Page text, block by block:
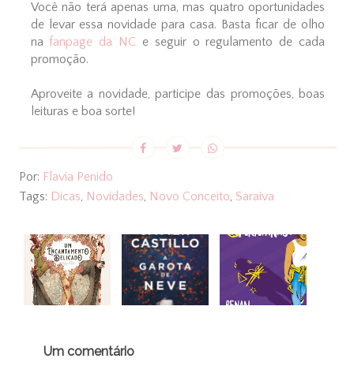
Você não terá apenas uma, mas quatro oportunidades
de levar essa novidade para casa. Basta ficar de olho
nafanpage da NC e seguir o regulamento de cada
promoção.
Aproveite a novidade, participe das promoções, boas
leituras e boa sorte!
Por: Flavia Penido
Tags: Dicas, Novidades, Novo Conceito, Saraiva
Um comentário